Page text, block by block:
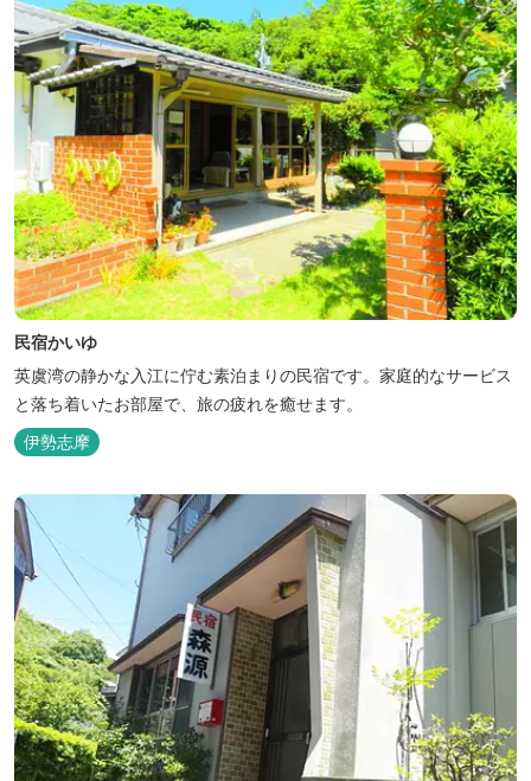
民宿かいゆ
英虞湾の静かな入江に佇む素泊まりの民宿です。家庭的なサービス
と落ち着いたお部屋で、旅の疲れを癒せます。
伊勢志摩